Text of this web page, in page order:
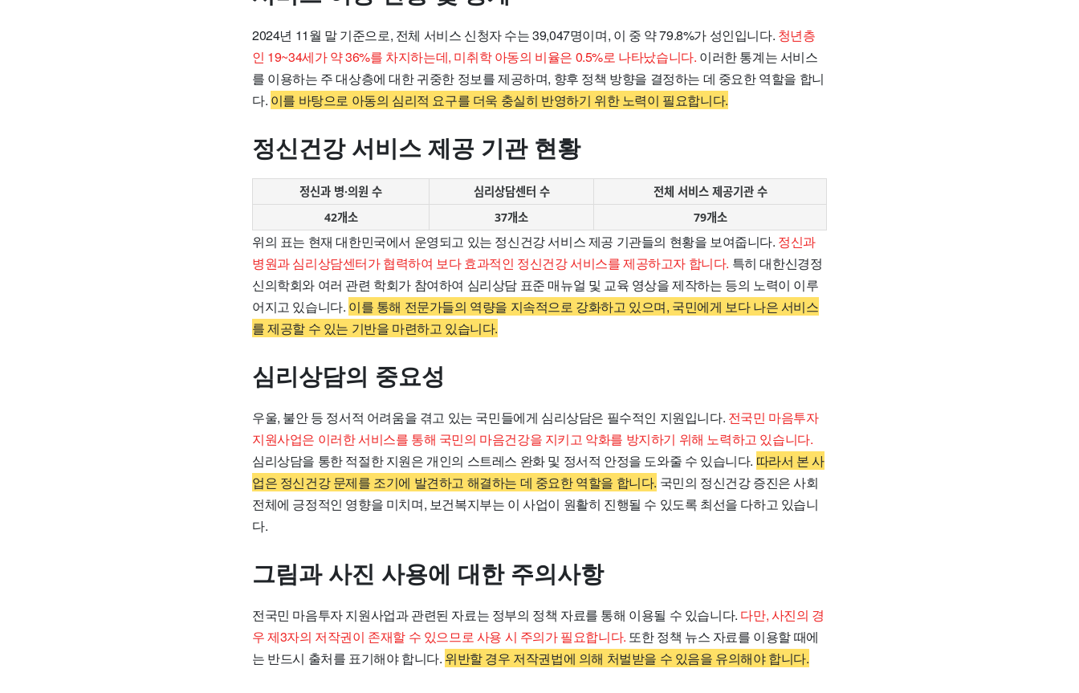
2024년 11월 말 기준으로, 전체 서비스 신청자 수는 39,047명이며, 이 중 약 79.8%가 성인입니다. 청년층
인 19~34세가 약 36%를 차지하는데, 미취학 아동의 비율은 0.5%로 나타났습니다. 이러한 통계는 서비스
를 이용하는 주 대상층에 대한 귀중한 정보를 제공하며, 향후 정책 방향을 결정하는 데 중요한 역할을 합니
다. 이를 바탕으로 아동의 심리적 요구를 더욱 충실히 반영하기 위한 노력이 필요합니다.
정신건강 서비스 제공 기관 현황
정신과 병·의원 수 심리상담센터 수
전체 서비스 제공기관 수
42개소
37개소 79개소
위의 표는 현재 대한민국에서 운영되고 있는 정신건강 서비스 제공 기관들의 현황을 보여줍니다. 정신과
병원과 심리상담센터가 협력하여 보다 효과적인 정신건강 서비스를 제공하고자 합니다. 특히 대한신경정
신의학회와 여러 관련 학회가 참여하여 심리상담 표준 매뉴얼 및 교육 영상을 제작하는 등의 노력이 이루
어지고 있습니다. 이를 통해 전문가들의 역량을 지속적으로 강화하고 있으며, 국민에게 보다 나은 서비스
를 제공할 수 있는 기반을 마련하고 있습니다.
심리상담의 중요성
우울, 불안 등 정서적 어려움을 겪고 있는 국민들에게 심리상담은 필수적인 지원입니다. 전국민 마음투자
지원사업은 이러한 서비스를 통해 국민의 마음건강을 지키고 악화를 방지하기 위해 노력하고 있습니다.
심리상담을 통한 적절한 지원은 개인의 스트레스 완화 및 정서적 안정을 도와줄 수 있습니다. 따라서 본 사
업은 정신건강 문제를 조기에 발견하고 해결하는 데 중요한 역할을 합니다. 국민의 정신건강 증진은 사회
전체에 긍정적인 영향을 미치며, 보건복지부는 이 사업이 원활히 진행될 수 있도록 최선을 다하고 있습니
다.
그림과 사진 사용에 대한 주의사항
전국민 마음투자 지원사업과 관련된 자료는 정부의 정책 자료를 통해 이용될 수 있습니다. 다만, 사진의 경
우 제3자의 저작권이 존재할 수 있으므로 사용 시 주의가 필요합니다. 또한 정책 뉴스 자료를 이용할 때에
는 반드시 출처를 표기해야 합니다. 위반할 경우 저작권법에 의해 처벌받을 수 있음을 유의해야 합니다.